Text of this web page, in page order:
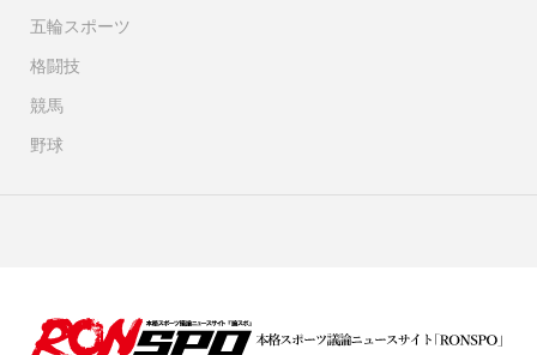
五輪スポーツ
格闘技
競馬
野球